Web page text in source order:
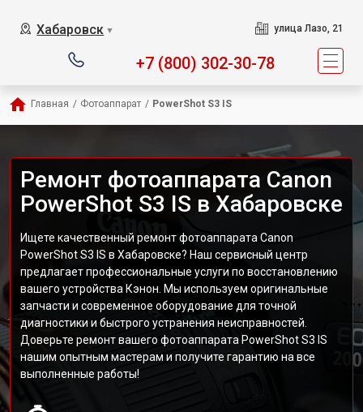
Хабаровск ▼ улица Лазо, 21
+7 (800) 302-30-78
Главная / Фотоаппарат / PowerShot S3 IS
Ремонт фотоаппарата Canon
PowerShot S3 IS в Хабаровске
Ищете качественный ремонт фотоаппарата Canon
PowerShot S3 IS в Хабаровске? Наш сервисный центр
предлагает профессиональные услуги по восстановлению
вашего устройства Кэнон. Мы используем оригинальные
запчасти и современное оборудование для точной
диагностики и быстрого устранения неисправностей.
Доверьте ремонт вашего фотоаппарата PowerShot S3 IS
нашим опытным мастерам и получите гарантию на все
выполненные работы!